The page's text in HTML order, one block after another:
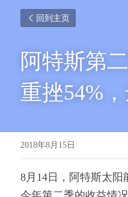
回到主页
阿特斯第
重挫54%
2018年8月15日
8月14日，阿特斯太阳